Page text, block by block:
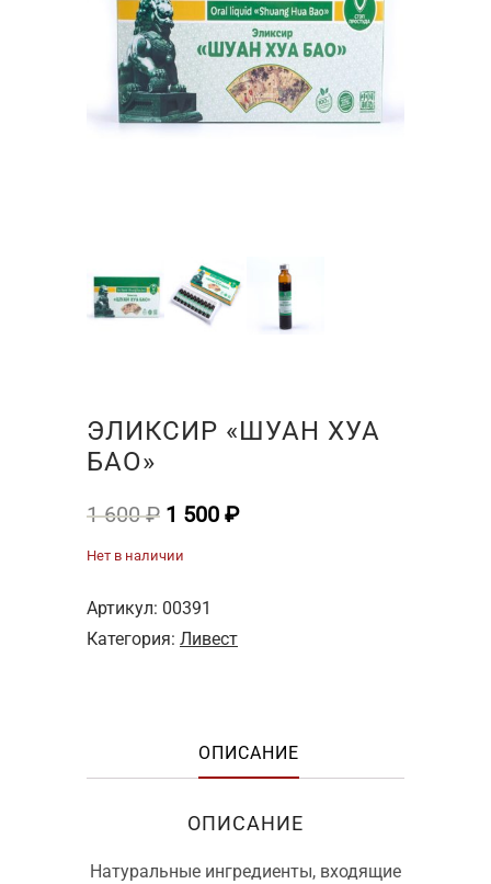
ЭЛИКСИР «ШУАН ХУА
БАО»
1 600₽ Первоначальная
1
600 ₽.
1 500 ₽Текущая
Нет в наличии
Артикул: 00391
Категория: Ливест
ОПИСАНИЕ
ОПИСАНИЕ
Натуральные ингредиенты, входящие